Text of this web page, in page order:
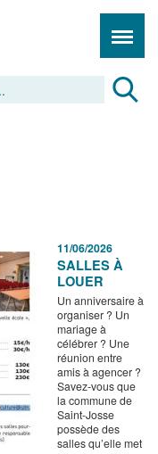
11/06/2026
SALLES À
LOUER
Un anniversaire à
organiser ? Un
mariage à
célébrer ? Une
réunion entre
amis à agencer ?
Savez-vous que
la commune de
Saint-Josse
possède des
salles qu’elle met